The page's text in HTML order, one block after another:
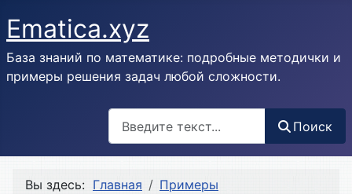
Ematica.xyz
База знаний по математике: подробные методички и
примеры решения задач любой сложности.
Поиск
Вы здесь: Главная
Примеры